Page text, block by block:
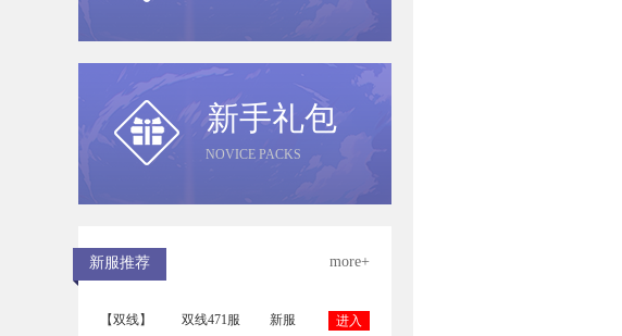
新手礼包
NOVICE PACKS
新服推荐 more+
进入
【双线】 双线471服 新服